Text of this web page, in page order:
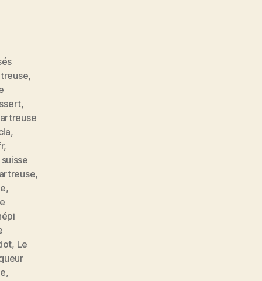
,
,
,
,
,
,
, Le
,